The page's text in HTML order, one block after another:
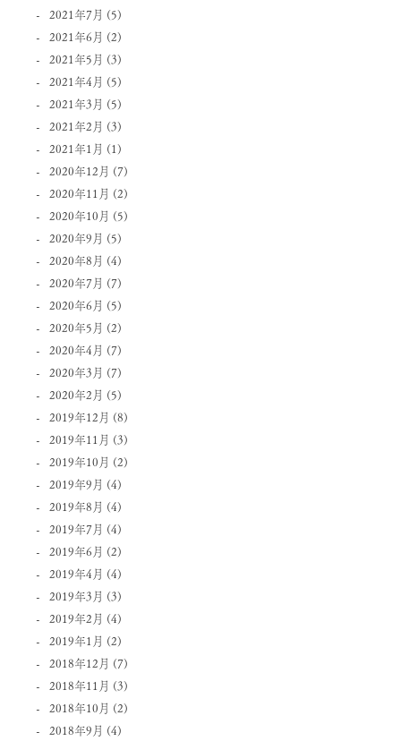
2021年7月 (5)
2021年6月 (2)
2021年5月 (3)
2021年4月 (5)
2021年3月 (5)
2021年2月 (3)
2021年1月 (1)
2020年12月 (7)
2020年11月 (2)
2020年10月 (5)
2020年9月 (5)
2020年8月 (4)
2020年7月 (7)
2020年6月 (5)
2020年5月 (2)
2020年4月 (7)
2020年3月 (7)
2020年2月 (5)
2019年12月 (8)
2019年11月 (3)
2019年10月 (2)
2019年9月 (4)
2019年8月 (4)
2019年7月 (4)
2019年6月 (2)
2019年4月 (4)
2019年3月 (3)
2019年2月 (4)
2019年1月 (2)
2018年12月 (7)
2018年11月 (3)
2018年10月 (2)
2018年9月 (4)